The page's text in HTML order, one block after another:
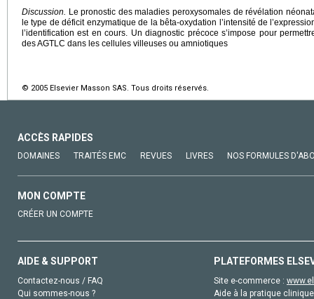
Discussion. Le pronostic des maladies peroxysomales de révélation
le type de déficit enzymatique de la bêta-oxydation l’intensité de
l’identification est en cours. Un diagnostic précoce s’impose pour
des AGTLC dans les cellules villeuses ou amniotiques
© 2005 Elsevier Masson SAS. Tous droits réservés.
ACCÈS RAPIDES
DOMAINES TRAITÉS EMC REVUES LIVRES NOS FORMULES
MON COMPTE
CRÉER UN COMPTE
AIDE & SUPPORT
Contactez-nous / FAQ
Qui sommes-nous ?
PLATEFORMES
Site e-commerce :
Aide à la pratique